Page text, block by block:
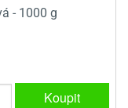
- 1000 g
Koupit